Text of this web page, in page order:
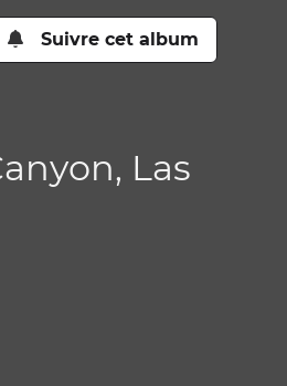
Suivre cet album
Las